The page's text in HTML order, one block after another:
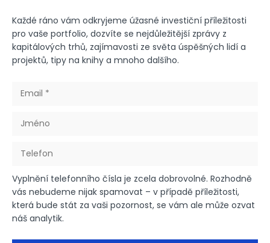
Každé ráno vám odkryjeme úžasné investiční příležitosti
pro vaše portfolio, dozvíte se nejdůležitější zprávy z
kapitálových trhů, zajímavosti ze světa úspěšných lidí a
projektů, tipy na knihy a mnoho dalšího.
Vyplnění telefonního čísla je zcela dobrovolné. Rozhodně
vás nebudeme nijak spamovat – v případě příležitosti,
která bude stát za vaši pozornost, se vám ale může ozvat
náš analytik.